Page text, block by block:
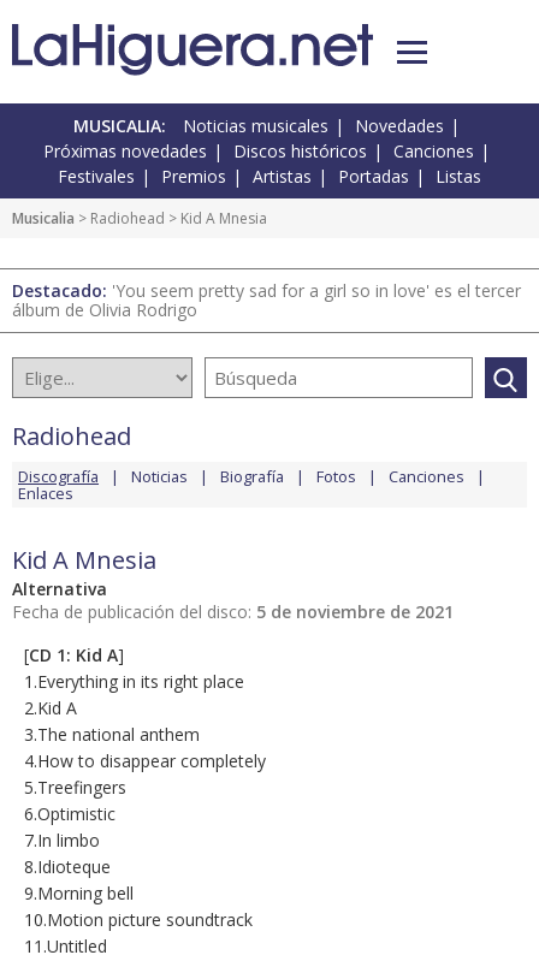
MUSICALIA: Noticias musicales
Novedades
Próximas novedades
Discos históricos
Canciones
Festivales
Premios Artistas Portadas Listas
Musicalia > Radiohead > Kid A Mnesia
Destacado: 'You seem pretty sad for a girl so in love' es el tercer
álbum de Olivia Rodrigo
Radiohead
Discografía Noticias Biografía Fotos Canciones
Enlaces
Kid A Mnesia
Alternativa
Fecha de publicación del disco: 5 de noviembre de 2021
[CD 1: Kid A]
1.Everything in its right place
2.Kid A
3.The national anthem
4.How to disappear completely
5.Treefingers
6.Optimistic
7.In limbo
8.Idioteque
9.Morning bell
10.Motion picture soundtrack
11.Untitled